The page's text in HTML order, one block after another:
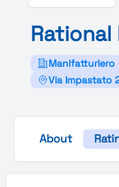
Rational
Manifatturiero
Via Impastato
About